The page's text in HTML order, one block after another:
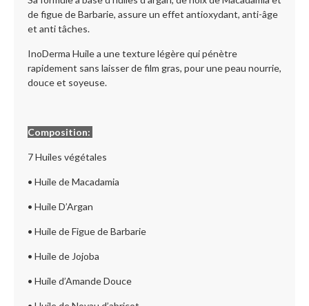
de figue de Barbarie, assure un effet antioxydant, anti-âge
et anti tâches.
InoDerma Huile a une texture légère qui pénètre
rapidement sans laisser de film gras, pour une peau nourrie,
douce et soyeuse.
Composition:
7 Huiles végétales
• Huile de Macadamia
• Huile D’Argan
• Huile de Figue de Barbarie
• Huile de Jojoba
• Huile d’Amande Douce